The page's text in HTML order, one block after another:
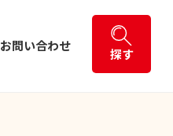
探す
お問い合わせ